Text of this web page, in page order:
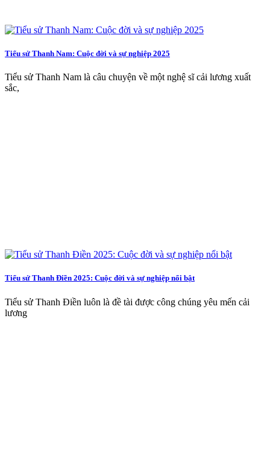
Tiểu sử Thanh Nam: Cuộc đời và sự nghiệp 2025
Tiểu sử Thanh Nam là câu chuyện về một nghệ sĩ cải lương xuất
sắc,
Tiểu sử Thanh Điền 2025: Cuộc đời và sự nghiệp nổi bật
Tiểu sử Thanh Điền luôn là đề tài được công chúng yêu mến cải
lương